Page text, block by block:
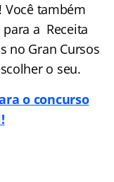
também
a Receita
no Gran Cursos
o seu.
o concurso